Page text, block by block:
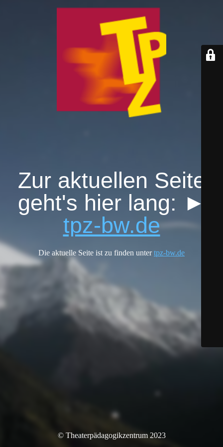
Zur aktuellen Seite
geht's hier lang: ►
tpz-bw.de
Die aktuelle Seite ist zu finden untertpz-bw.de
© Theaterpädagogikzentrum 2023